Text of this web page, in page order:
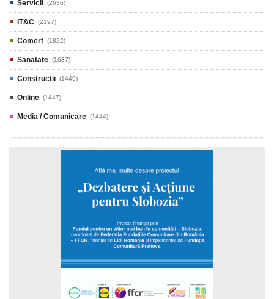
Servicii (2636)
IT&C (2197)
Comert (1822)
Sanatate (1687)
Constructii (1449)
Online (1447)
Media / Comunicare (1444)